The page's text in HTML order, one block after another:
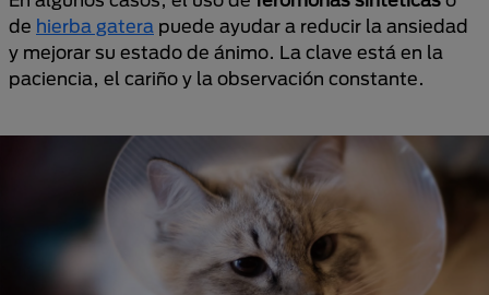
de hierba gatera puede ayudar a reducir la ansiedad
y mejorar su estado de ánimo. La clave está en la
paciencia, el cariño y la observación constante.